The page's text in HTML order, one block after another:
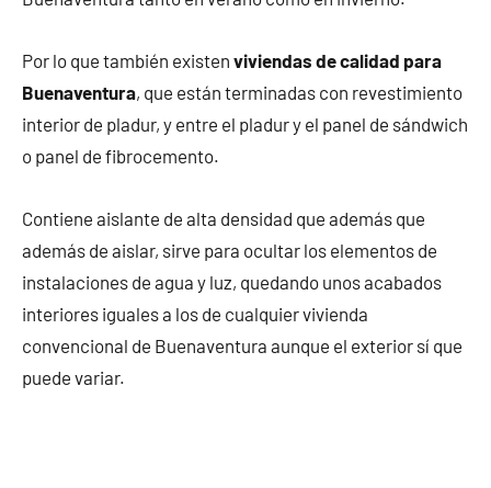
Por lo que también existen viviendas de calidad para
Buenaventura, que están terminadas con revestimiento
interior de pladur, y entre el pladur y el panel de sándwich
o panel de fibrocemento.
Contiene aislante de alta densidad que además que
además de aislar, sirve para ocultar los elementos de
instalaciones de agua y luz, quedando unos acabados
interiores iguales a los de cualquier vivienda
convencional de Buenaventura aunque el exterior sí que
puede variar.